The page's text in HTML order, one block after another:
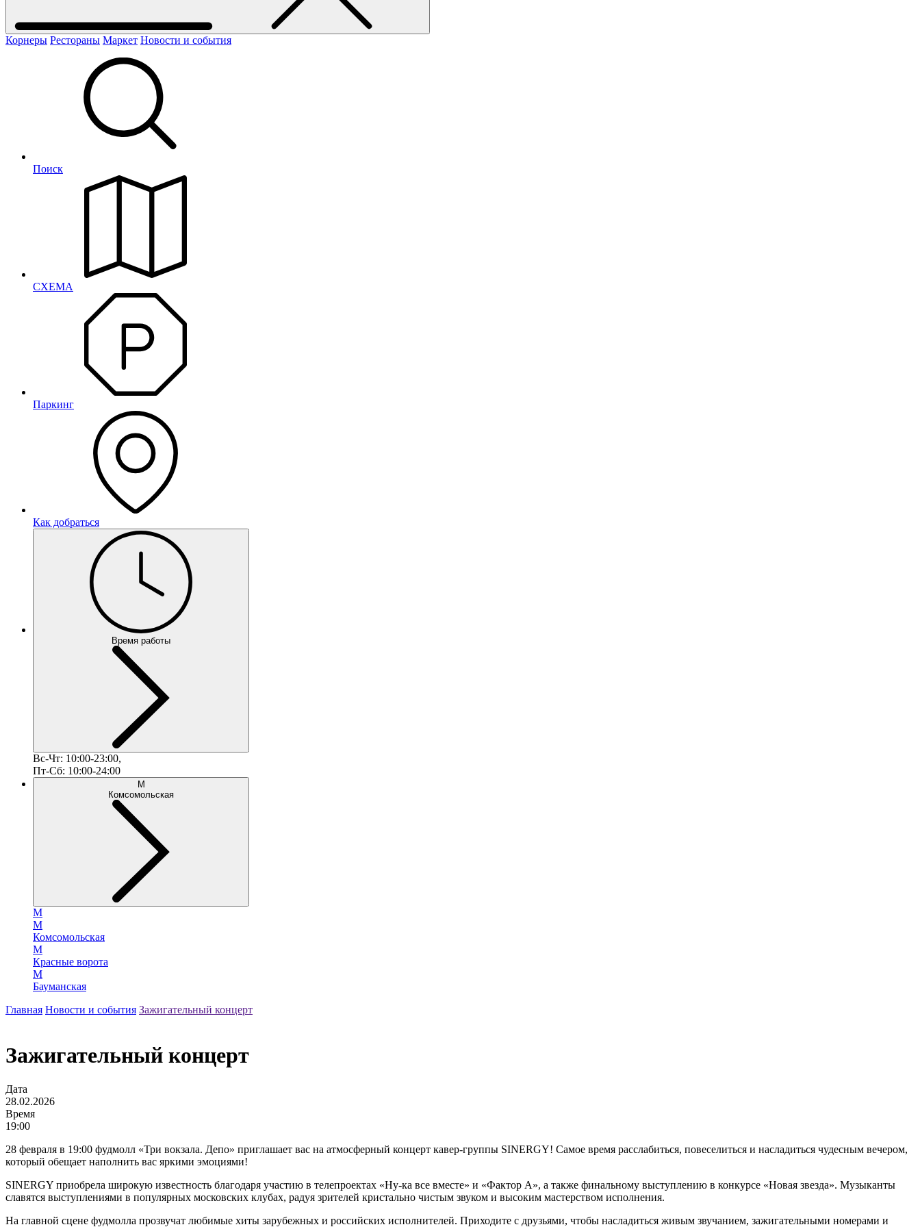
Корнеры Рестораны Маркет Новости и события
Поиск
СХЕМА
Паркинг
Как добраться
Время работы
Вс-Чт: 10:00-23:00,
Пт-Сб: 10:00-24:00
М
Комсомольская
М
М
Комсомольская
М
Красные ворота
М
Бауманская
Главная Новости и события Зажигательный концерт
Зажигательный концерт
Дата
28.02.2026
Время
19:00
28 февраля в 19:00 фудмолл «Три вокзала. Депо» приглашает вас на атмосферный концерт кавер-группы SINERGY! Самое время расслабиться, повеселиться и насладиться чудесным вечером,
который обещает наполнить вас яркими эмоциями!
SINERGY приобрела широкую известность благодаря участию в телепроектах «Ну-ка все вместе» и «Фактор А», а также финальному выступлению в конкурсе «Новая звезда». Музыканты
славятся выступлениями в популярных московских клубах, радуя зрителей кристально чистым звуком и высоким мастерством исполнения.
На главной сцене фудмолла прозвучат любимые хиты зарубежных и российских исполнителей. Приходите с друзьями, чтобы насладиться живым звучанием, зажигательными номерами и